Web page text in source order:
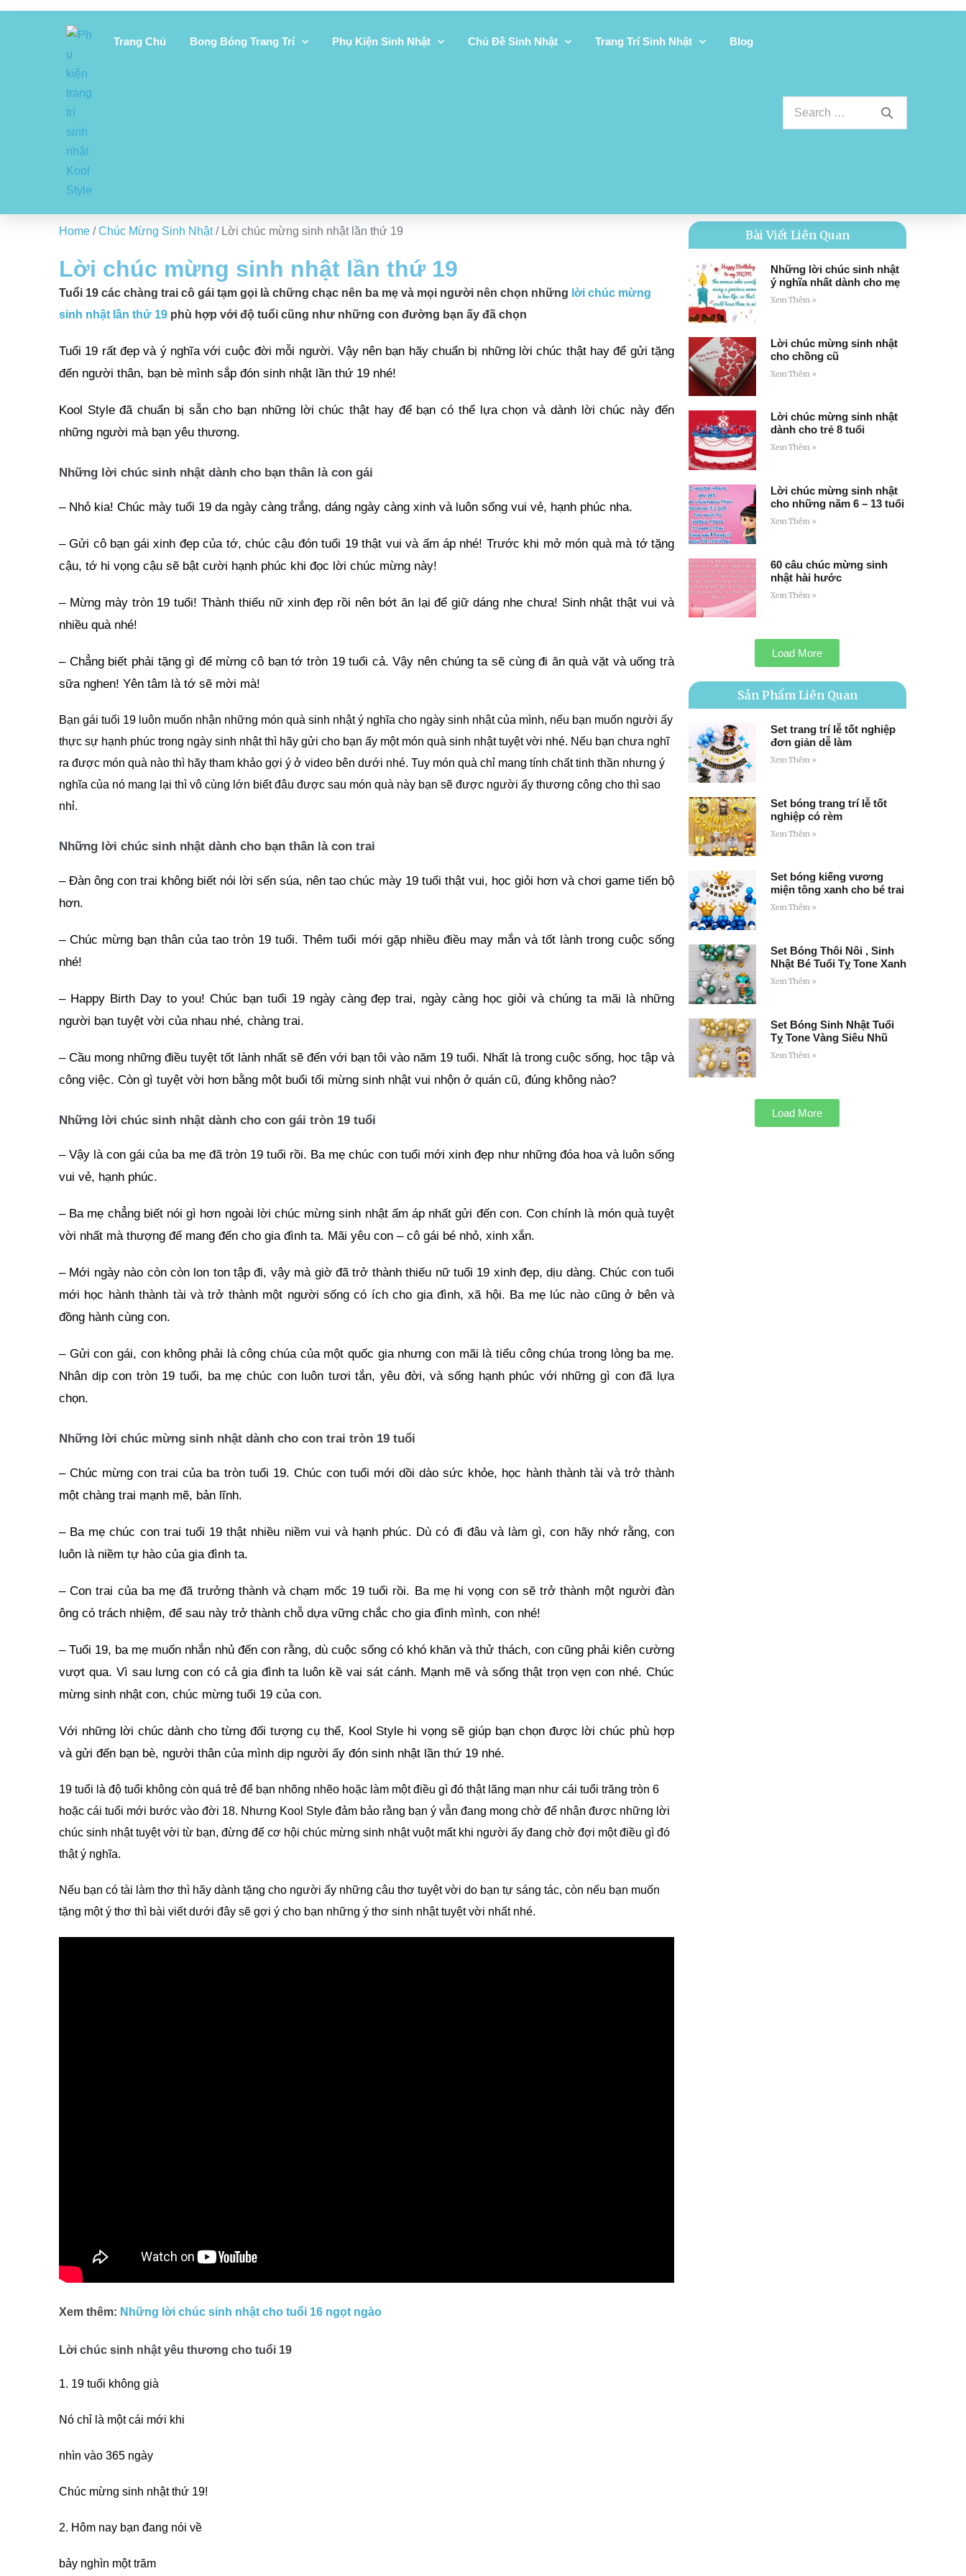
Trang Chủ Bong Bóng Trang Trí Phụ Kiện Sinh Nhật Chủ Đề Sinh Nhật Trang Trí Sinh Nhật Blog
Home /Chúc Mừng Sinh Nhật/ Lời chúc mừng sinh nhật lần thứ 19
Lời chúc mừng sinh nhật lần thứ 19
Tuổi 19 các chàng trai cô gái tạm gọi là chững chạc nên ba mẹ và mọi người nên chọn những lời chúc mừng
sinh nhật lần thứ 19 phù hợp với độ tuổi cũng như những con đường bạn ấy đã chọn
Tuổi 19 rất đẹp và ý nghĩa với cuộc đời mỗi người. Vậy nên bạn hãy chuẩn bị những lời chúc thật hay để gửi tặng
đến người thân, bạn bè mình sắp đón sinh nhật lần thứ 19 nhé!
Kool Style đã chuẩn bị sẵn cho bạn những lời chúc thật hay để bạn có thể lựa chọn và dành lời chúc này đến
những người mà bạn yêu thương.
Những lời chúc sinh nhật dành cho bạn thân là con gái
– Nhỏ kia! Chúc mày tuổi 19 da ngày càng trắng, dáng ngày càng xinh và luôn sống vui vẻ, hạnh phúc nha.
– Gửi cô bạn gái xinh đẹp của tớ, chúc cậu đón tuổi 19 thật vui và ấm áp nhé! Trước khi mở món quà mà tớ tặng
cậu, tớ hi vọng cậu sẽ bật cười hạnh phúc khi đọc lời chúc mừng này!
– Mừng mày tròn 19 tuổi! Thành thiếu nữ xinh đẹp rồi nên bớt ăn lại để giữ dáng nhe chưa! Sinh nhật thật vui và
nhiều quà nhé!
– Chẳng biết phải tặng gì để mừng cô bạn tớ tròn 19 tuổi cả. Vậy nên chúng ta sẽ cùng đi ăn quà vặt và uống trà
sữa nghen! Yên tâm là tớ sẽ mời mà!
Bạn gái tuổi 19 luôn muốn nhận những món quà sinh nhật ý nghĩa cho ngày sinh nhật của mình, nếu bạn muốn người ấy
thực sự hạnh phúc trong ngày sinh nhật thì hãy gửi cho bạn ấy một món quà sinh nhật tuyệt vời nhé. Nếu bạn chưa nghĩ
ra được món quà nào thì hãy tham khảo gợi ý ở video bên dưới nhé. Tuy món quà chỉ mang tính chất tinh thần nhưng ý
nghĩa của nó mang lại thì vô cùng lớn biết đâu được sau món quà này bạn sẽ được người ấy thương công cho thì sao
nhỉ.
Những lời chúc sinh nhật dành cho bạn thân là con trai
– Đàn ông con trai không biết nói lời sến súa, nên tao chúc mày 19 tuổi thật vui, học giỏi hơn và chơi game tiến bộ
hơn.
– Chúc mừng bạn thân của tao tròn 19 tuổi. Thêm tuổi mới gặp nhiều điều may mắn và tốt lành trong cuộc sống
nhé!
– Happy Birth Day to you! Chúc bạn tuổi 19 ngày càng đẹp trai, ngày càng học giỏi và chúng ta mãi là những
người bạn tuyệt vời của nhau nhé, chàng trai.
– Cầu mong những điều tuyệt tốt lành nhất sẽ đến với bạn tôi vào năm 19 tuổi. Nhất là trong cuộc sống, học tập và
công việc. Còn gì tuyệt vời hơn bằng một buổi tối mừng sinh nhật vui nhộn ở quán cũ, đúng không nào?
Những lời chúc sinh nhật dành cho con gái tròn 19 tuổi
– Vậy là con gái của ba mẹ đã tròn 19 tuổi rồi. Ba mẹ chúc con tuổi mới xinh đẹp như những đóa hoa và luôn sống
vui vẻ, hạnh phúc.
– Ba mẹ chẳng biết nói gì hơn ngoài lời chúc mừng sinh nhật ấm áp nhất gửi đến con. Con chính là món quà tuyệt
vời nhất mà thượng đế mang đến cho gia đình ta. Mãi yêu con – cô gái bé nhỏ, xinh xắn.
– Mới ngày nào còn còn lon ton tập đi, vậy mà giờ đã trở thành thiếu nữ tuổi 19 xinh đẹp, dịu dàng. Chúc con tuổi
mới học hành thành tài và trở thành một người sống có ích cho gia đình, xã hội. Ba mẹ lúc nào cũng ở bên và
đồng hành cùng con.
– Gửi con gái, con không phải là công chúa của một quốc gia nhưng con mãi là tiểu công chúa trong lòng ba mẹ.
Nhân dịp con tròn 19 tuổi, ba mẹ chúc con luôn tươi tắn, yêu đời, và sống hạnh phúc với những gì con đã lựa
chọn.
Những lời chúc mừng sinh nhật dành cho con trai tròn 19 tuổi
– Chúc mừng con trai của ba tròn tuổi 19. Chúc con tuổi mới dồi dào sức khỏe, học hành thành tài và trở thành
một chàng trai mạnh mẽ, bản lĩnh.
– Ba mẹ chúc con trai tuổi 19 thật nhiều niềm vui và hạnh phúc. Dù có đi đâu và làm gì, con hãy nhớ rằng, con
luôn là niềm tự hào của gia đình ta.
– Con trai của ba mẹ đã trưởng thành và chạm mốc 19 tuổi rồi. Ba mẹ hi vọng con sẽ trở thành một người đàn
ông có trách nhiệm, để sau này trở thành chỗ dựa vững chắc cho gia đình mình, con nhé!
– Tuổi 19, ba mẹ muốn nhắn nhủ đến con rằng, dù cuộc sống có khó khăn và thử thách, con cũng phải kiên cường
vượt qua. Vì sau lưng con có cả gia đình ta luôn kề vai sát cánh. Mạnh mẽ và sống thật trọn vẹn con nhé. Chúc
mừng sinh nhật con, chúc mừng tuổi 19 của con.
Với những lời chúc dành cho từng đối tượng cụ thể, Kool Style hi vọng sẽ giúp bạn chọn được lời chúc phù hợp
và gửi đến bạn bè, người thân của mình dịp người ấy đón sinh nhật lần thứ 19 nhé.
19 tuổi là độ tuổi không còn quá trẻ để bạn nhõng nhẽo hoặc làm một điều gì đó thật lãng mạn như cái tuổi trăng tròn 6
hoặc cái tuổi mới bước vào đời 18. Nhưng Kool Style đảm bảo rằng bạn ý vẫn đang mong chờ để nhận được những lời
chúc sinh nhật tuyệt vời từ bạn, đừng để cơ hội chúc mừng sinh nhật vuột mất khi người ấy đang chờ đợi một điều gì đó
thật ý nghĩa.
Nếu bạn có tài làm thơ thì hãy dành tặng cho người ấy những câu thơ tuyệt vời do bạn tự sáng tác, còn nếu bạn muốn
tặng một ý thơ thì bài viết dưới đây sẽ gợi ý cho bạn những ý thơ sinh nhật tuyệt vời nhất nhé.
Xem thêm: Những lời chúc sinh nhật cho tuổi 16 ngọt ngào
Lời chúc sinh nhật yêu thương cho tuổi 19
1. 19 tuổi không già
Nó chỉ là một cái mới khi
nhìn vào 365 ngày
Chúc mừng sinh nhật thứ 19!
2. Hôm nay bạn đang nói về
bảy nghìn một trăm
Bài Viết Liên Quan
Những lời chúc sinh nhật
ý nghĩa nhất dành cho mẹ
Xem Thêm »
Lời chúc mừng sinh nhật
cho chồng cũ
Xem Thêm »
Lời chúc mừng sinh nhật
dành cho trẻ 8 tuổi
Xem Thêm »
Lời chúc mừng sinh nhật
cho những năm 6 – 13 tuổi
Xem Thêm »
60 câu chúc mừng sinh
nhật hài hước
Xem Thêm »
Load More
Sản Phẩm Liên Quan
Set trang trí lễ tốt nghiệp
đơn giản dễ làm
Xem Thêm »
Set bóng trang trí lễ tốt
nghiệp có rèm
Xem Thêm »
Set bóng kiếng vương
miện tông xanh cho bé trai
Xem Thêm »
Set Bóng Thôi Nôi , Sinh
Nhật Bé Tuổi Tỵ Tone Xanh
Xem Thêm »
Set Bóng Sinh Nhật Tuổi
Tỵ Tone Vàng Siêu Nhũ
Xem Thêm »
Load More